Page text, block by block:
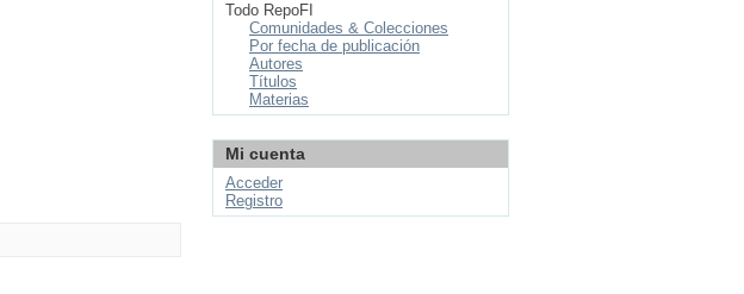
Todo RepoFI
Comunidades & Colecciones
Por fecha de publicación
Autores
Títulos
Materias
Mi cuenta
Acceder
Registro